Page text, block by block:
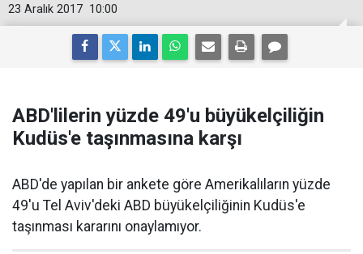
10:00
23 Aralık 2017
ABD'lilerin yüzde 49'u büyükelçiliğin
Kudüs'e taşınmasına karşı
ABD'de yapılan bir ankete göre Amerikalıların yüzde
49'u Tel Aviv'deki ABD büyükelçiliğinin Kudüs'e
taşınması kararını onaylamıyor.